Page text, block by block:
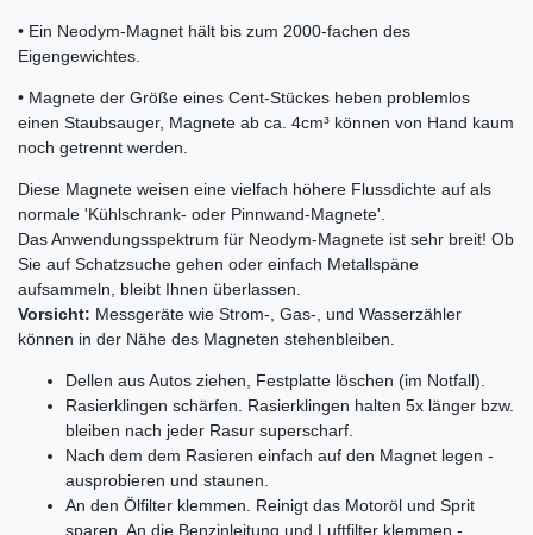
• Ein Neodym-Magnet hält bis zum 2000-fachen des
Eigengewichtes.
• Magnete der Größe eines Cent-Stückes heben problemlos
einen Staubsauger, Magnete ab ca. 4cm³ können von Hand kaum
noch getrennt werden.
Diese Magnete weisen eine vielfach höhere Flussdichte auf als
normale 'Kühlschrank- oder Pinnwand-Magnete'.
Das Anwendungsspektrum für Neodym-Magnete ist sehr breit! Ob
Sie auf Schatzsuche gehen oder einfach Metallspäne
aufsammeln, bleibt Ihnen überlassen.
Vorsicht: Messgeräte wie Strom-, Gas-, und Wasserzähler
können in der Nähe des Magneten stehenbleiben.
Dellen aus Autos ziehen, Festplatte löschen (im Notfall).
Rasierklingen schärfen. Rasierklingen halten 5x länger bzw.
bleiben nach jeder Rasur superscharf.
Nach dem dem Rasieren einfach auf den Magnet legen -
ausprobieren und staunen.
An den Ölfilter klemmen. Reinigt das Motoröl und Sprit
sparen. An die Benzinleitung und Luftfilter klemmen -